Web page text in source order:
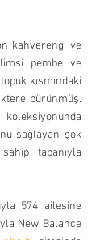
kahverengi ve
pembe ve
kısmındaki
bürünmüş.
sağlayan şok
tabanıyla
574 ailesine
New Balance